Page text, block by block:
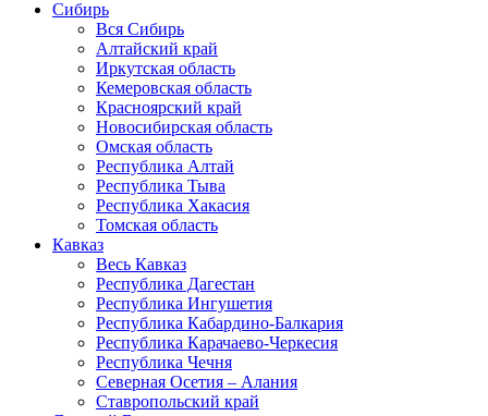
Сибирь
Вся Сибирь
Алтайский край
Иркутская область
Кемеровская область
Красноярский край
Новосибирская область
Омская область
Республика Алтай
Республика Тыва
Республика Хакасия
Томская область
Кавказ
Весь Кавказ
Республика Дагестан
Республика Ингушетия
Республика Кабардино-Балкария
Республика Карачаево-Черкесия
Республика Чечня
Северная Осетия – Алания
Ставропольский край